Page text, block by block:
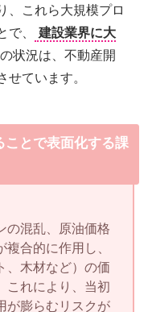
、これら大規模プロ
、
建設業界に大
状況は、不動産開
ています。
ことで表面化する課
の混乱、原油価格
合的に作用し、
、木材など）の価
これにより、当初
が膨らむリスクが